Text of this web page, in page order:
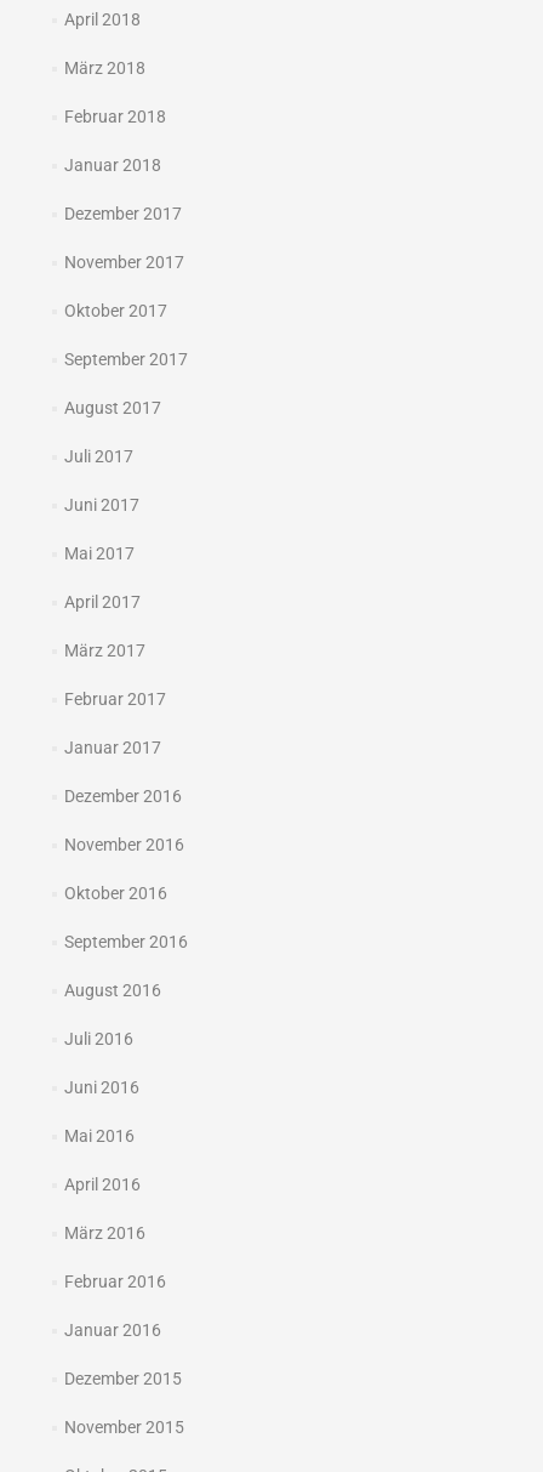
April 2018
März 2018
Februar 2018
Januar 2018
Dezember 2017
November 2017
Oktober 2017
September 2017
August 2017
Juli 2017
Juni 2017
Mai 2017
April 2017
März 2017
Februar 2017
Januar 2017
Dezember 2016
November 2016
Oktober 2016
September 2016
August 2016
Juli 2016
Juni 2016
Mai 2016
April 2016
März 2016
Februar 2016
Januar 2016
Dezember 2015
November 2015